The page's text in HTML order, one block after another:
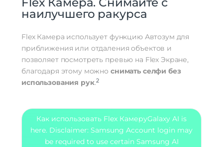
наилучшего ракурса
Flex Камера использует функцию Автозум для
приближения или отдаления объектов и
позволяет посмотреть превью на Flex Экране,
благодаря этому можно снимать селфи без
использования рук.2
Как использовать Flex КамеруGalaxy AI is
here. Disclaimer: Samsung Account login may
be required to use certain Samsung AI